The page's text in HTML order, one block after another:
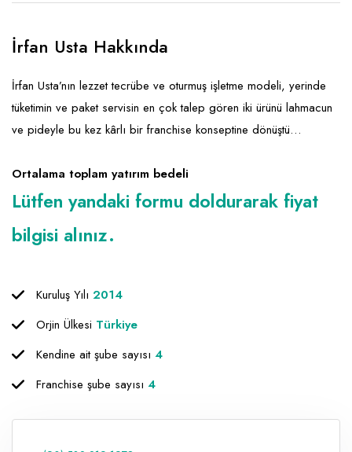
İrfan Usta Hakkında
İrfan Usta’nın lezzet tecrübe ve oturmuş işletme modeli, yerinde
tüketimin ve paket servisin en çok talep gören iki ürünü lahmacun
ve pideyle bu kez kârlı bir franchise konseptine dönüştü…
Ortalama toplam yatırım bedeli
Lütfen yandaki formu doldurarak fiyat
bilgisi alınız.
Kuruluş Yılı 2014
Orjin Ülkesi Türkiye
Kendine ait şube sayısı 4
Franchise şube sayısı 4